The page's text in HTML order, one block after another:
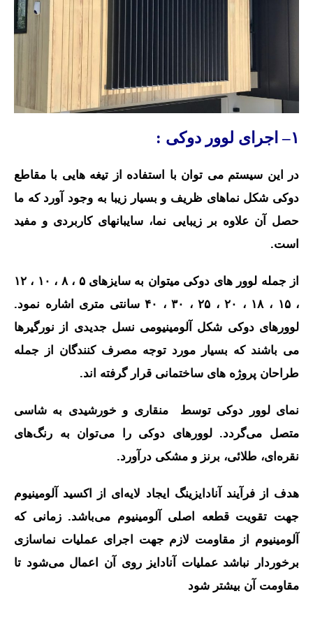
۱– اجرای لوور دوکی :
در این سیستم می توان با استفاده از تیغه هایی با مقاطع
دوکی شکل نماهای ظریف و بسیار زیبا به وجود آورد که ما
حصل آن علاوه بر زیبایی نما، سایبانهای کاربردی و مفید
است.
از جمله لوور های دوکی میتوان به سایزهای ۵ ، ۸ ، ۱۰ ، ۱۲
، ۱۵ ، ۱۸ ، ۲۰ ، ۲۵ ، ۳۰ ، ۴۰ سانتی متری اشاره نمود.
لوورهای دوکی شکل آلومینیومی نسل جدیدی از نورگیرها
می باشند که بسیار مورد توجه مصرف کنندگان از جمله
طراحان پروژه های ساختمانی قرار گرفته اند.
نمای لوور دوکی توسط منقاری و خورشیدی به شاسی
متصل می‌گردد. لوورهای دوکی را می‌توان به رنگ‌های
نقره‌ای، طلائی، برنز و مشکی درآورد.
هدف از فرآیند آنادایزینگ ایجاد لایه‌ای از اکسید آلومینیوم
جهت تقویت قطعه اصلی آلومینیوم می‌باشد. زمانی که
آلومینیوم از مقاومت لازم جهت اجرای عملیات نماسازی
برخوردار نباشد عملیات آنادایز روی آن اعمال می‌شود تا
مقاومت آن بیشتر شود